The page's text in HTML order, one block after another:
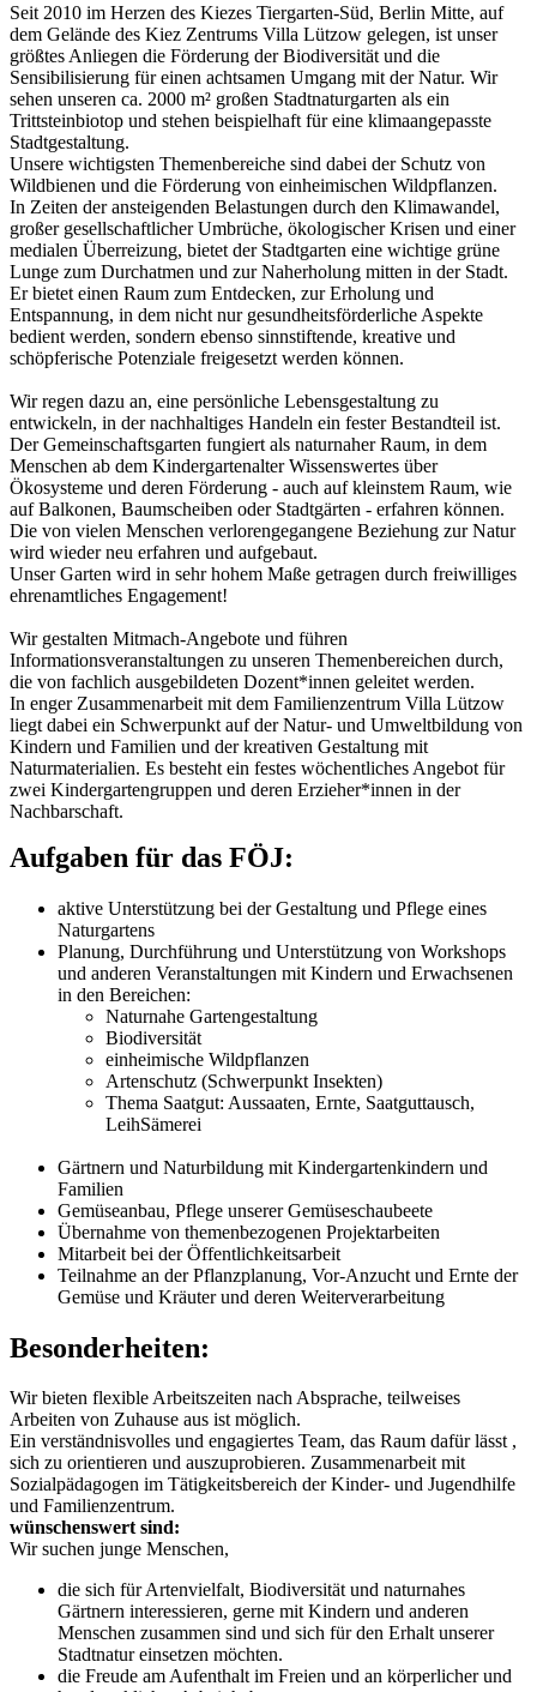
Seit 2010 im Herzen des Kiezes Tiergarten-Süd, Berlin Mitte, auf
dem Gelände des Kiez Zentrums Villa Lützow gelegen, ist unser
größtes Anliegen die Förderung der Biodiversität und die
Sensibilisierung für einen achtsamen Umgang mit der Natur. Wir
sehen unseren ca. 2000 m² großen Stadtnaturgarten als ein
Trittsteinbiotop und stehen beispielhaft für eine klimaangepasste
Stadtgestaltung.
Unsere wichtigsten Themenbereiche sind dabei der Schutz von
Wildbienen und die Förderung von einheimischen Wildpflanzen.
In Zeiten der ansteigenden Belastungen durch den Klimawandel,
großer gesellschaftlicher Umbrüche, ökologischer Krisen und einer
medialen Überreizung, bietet der Stadtgarten eine wichtige grüne
Lunge zum Durchatmen und zur Naherholung mitten in der Stadt.
Er bietet einen Raum zum Entdecken, zur Erholung und
Entspannung, in dem nicht nur gesundheitsförderliche Aspekte
bedient werden, sondern ebenso sinnstiftende, kreative und
schöpferische Potenziale freigesetzt werden können.
Wir regen dazu an, eine persönliche Lebensgestaltung zu
entwickeln, in der nachhaltiges Handeln ein fester Bestandteil ist.
Der Gemeinschaftsgarten fungiert als naturnaher Raum, in dem
Menschen ab dem Kindergartenalter Wissenswertes über
Ökosysteme und deren Förderung - auch auf kleinstem Raum, wie
auf Balkonen, Baumscheiben oder Stadtgärten - erfahren können.
Die von vielen Menschen verlorengegangene Beziehung zur Natur
wird wieder neu erfahren und aufgebaut.
Unser Garten wird in sehr hohem Maße getragen durch freiwilliges
ehrenamtliches Engagement!
Wir gestalten Mitmach-Angebote und führen
Informationsveranstaltungen zu unseren Themenbereichen durch,
die von fachlich ausgebildeten Dozent*innen geleitet werden.
In enger Zusammenarbeit mit dem Familienzentrum Villa Lützow
liegt dabei ein Schwerpunkt auf der Natur- und Umweltbildung von
Kindern und Familien und der kreativen Gestaltung mit
Naturmaterialien. Es besteht ein festes wöchentliches Angebot für
zwei Kindergartengruppen und deren Erzieher*innen in der
Nachbarschaft.
Aufgaben für das FÖJ:
aktive Unterstützung bei der Gestaltung und Pflege eines
Naturgartens
Planung, Durchführung und Unterstützung von Workshops
und anderen Veranstaltungen mit Kindern und Erwachsenen
in den Bereichen:
Naturnahe Gartengestaltung
Biodiversität
einheimische Wildpflanzen
Artenschutz (Schwerpunkt Insekten)
Thema Saatgut: Aussaaten, Ernte, Saatguttausch,
LeihSämerei
Gärtnern und Naturbildung mit Kindergartenkindern und
Familien
Gemüseanbau, Pflege unserer Gemüseschaubeete
Übernahme von themenbezogenen Projektarbeiten
Mitarbeit bei der Öffentlichkeitsarbeit
Teilnahme an der Pflanzplanung, Vor-Anzucht und Ernte der
Gemüse und Kräuter und deren Weiterverarbeitung
Besonderheiten:
Wir bieten flexible Arbeitszeiten nach Absprache, teilweises
Arbeiten von Zuhause aus ist möglich.
Ein verständnisvolles und engagiertes Team, das Raum dafür lässt ,
sich zu orientieren und auszuprobieren. Zusammenarbeit mit
Sozialpädagogen im Tätigkeitsbereich der Kinder- und Jugendhilfe
und Familienzentrum.
wünschenswert sind:
Wir suchen junge Menschen,
die sich für Artenvielfalt, Biodiversität und naturnahes
Gärtnern interessieren, gerne mit Kindern und anderen
Menschen zusammen sind und sich für den Erhalt unserer
Stadtnatur einsetzen möchten.
die Freude am Aufenthalt im Freien und an körperlicher und